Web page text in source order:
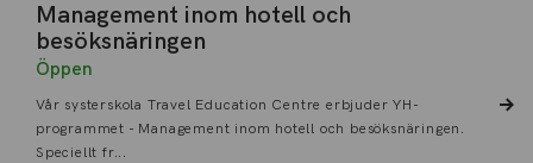
Management inom hotell och
besöksnäringen
Öppen
Vår systerskola Travel Education Centre erbjuder YH-
programmet - Management inom hotell och besöksnäringen.
Speciellt fr...